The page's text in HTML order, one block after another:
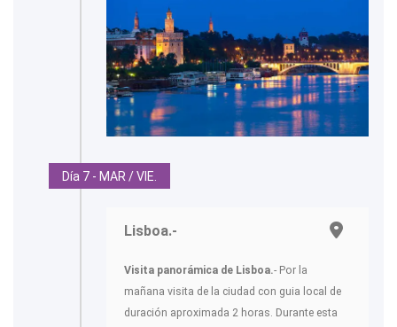
Día 7 - MAR / VIE.
Lisboa.-
Visita panorámica de Lisboa.- Por la
mañana visita de la ciudad con guia local de
duración aproximada 2 horas. Durante esta